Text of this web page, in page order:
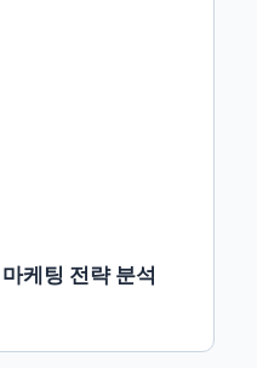
케팅 전략 분석